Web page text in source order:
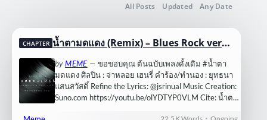
All Posts Updated Any Date
CHAPTER น้ำตามดแดง (Remix) – Blues Rock versi
on [AI Cover]
byMEME — ขอขอบคุณ ต้นฉบับเพลงดั้งเดิม #น้ำตา
มดแดง ศิลปิน : จ่าหลอย เฮนรี่ คำร้อง/ทำนอง : ยุทธนา
แสนสวัสดิ์ Refine the Lyrics: ‪@jsrinual‬ Music Creation:
Suno.com https://youtu.be/olYDTYP0VLM Cite: น้ำตา